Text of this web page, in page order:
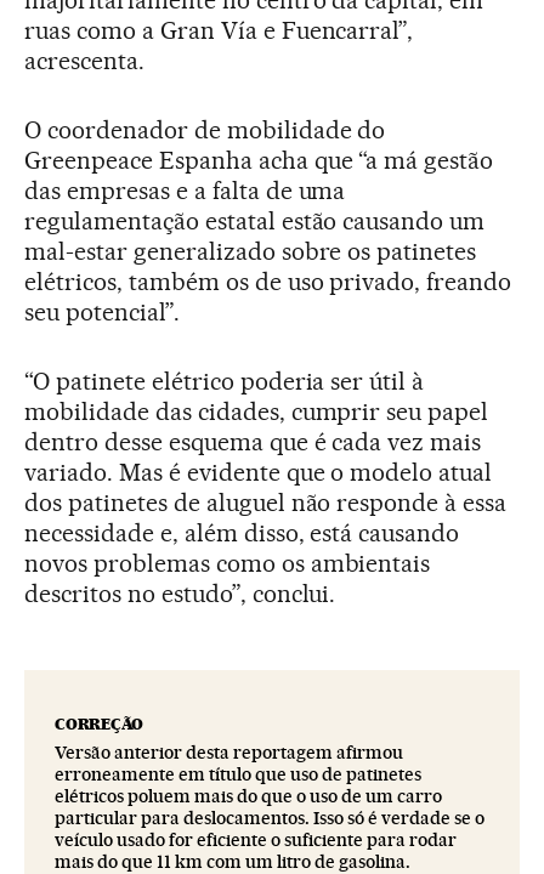
ruas como a Gran Vía e Fuencarral”,
acrescenta.
O coordenador de mobilidade do
Greenpeace Espanha acha que “a má gestão
das empresas e a falta de uma
regulamentação estatal estão causando um
mal-estar generalizado sobre os patinetes
elétricos, também os de uso privado, freando
seu potencial”.
“O patinete elétrico poderia ser útil à
mobilidade das cidades, cumprir seu papel
dentro desse esquema que é cada vez mais
variado. Mas é evidente que o modelo atual
dos patinetes de aluguel não responde à essa
necessidade e, além disso, está causando
novos problemas como os ambientais
descritos no estudo”, conclui.
CORREÇÃO
Versão anterior desta reportagem afirmou
erroneamente em título que uso de patinetes
elétricos poluem mais do que o uso de um carro
particular para deslocamentos. Isso só é verdade se o
veículo usado for eficiente o suficiente para rodar
mais do que 11 km com um litro de gasolina.